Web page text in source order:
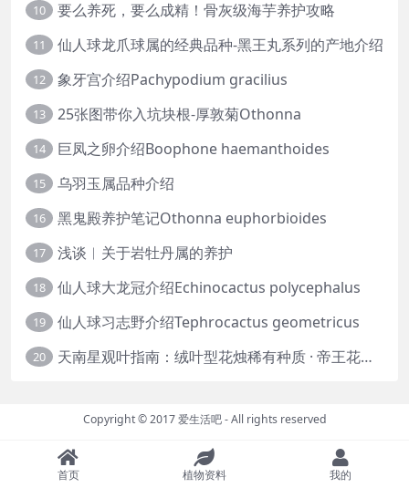
10 要么养死，要么成精！骨灰级海芋养护攻略
11 仙人球龙爪球属的经典品种-黑王丸系列的产地介绍
12 象牙宫介绍Pachypodium gracilius
13 25张图带你入坑块根-厚敦菊Othonna
14 巨凤之卵介绍Boophone haemanthoides
15 乌羽玉属品种介绍
16 黑鬼殿养护笔记Othonna euphorbioides
17 浅谈︱关于岩牡丹属的养护
18 仙人球大龙冠介绍Echinocactus polycephalus
19 仙人球习志野介绍Tephrocactus geometricus
20 天南星观叶指南：绒叶型花烛稀有种质 · 帝王花烛等
Copyright © 2017爱生活吧- All rights reserved
闽ICP备2025118102号 闽公网安备 35042502000185号
首页 植物资料 我的